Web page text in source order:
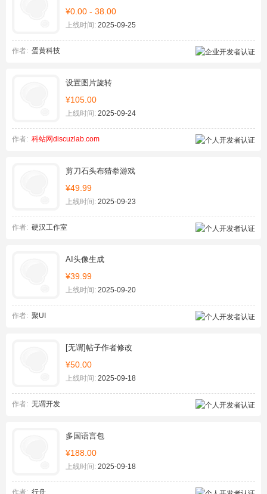
¥0.00 - 38.00
上线时间: 2025-09-25
作者: 蛋黄科技
设置图片旋转
¥105.00
上线时间: 2025-09-24
作者: 科站网discuzlab.com
剪刀石头布猜拳游戏
¥49.99
上线时间: 2025-09-23
作者: 硬汉工作室
AI头像生成
¥39.99
上线时间: 2025-09-20
作者: 聚UI
[无谓]帖子作者修改
¥50.00
上线时间: 2025-09-18
作者: 无谓开发
多国语言包
¥188.00
上线时间: 2025-09-18
作者: 行舟